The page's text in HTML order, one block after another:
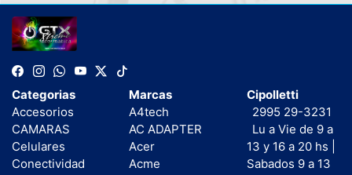
Categorias
Accesorios
CAMARAS
Celulares
Conectividad
Marcas
A4tech
AC ADAPTER
Acer
Acme
Cipolletti
2995 29-3231
Lu a Vie de 9 a
13 y 16 a 20 hs |
Sabados 9 a 13